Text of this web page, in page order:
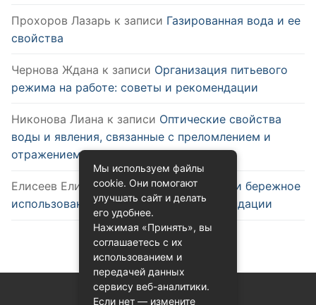
Прохоров Лазарь к записи Газированная вода и ее
свойства
Чернова Ждана к записи Организация питьевого
режима на работе: советы и рекомендации
Никонова Лиана к записи Оптические свойства
воды и явления, связанные с преломлением и
отражением
Елисеев Елизарк записиЭффективное и бережное
использование воды: советы и рекомендации
Мы используем файлы
cookie. Они помогают
улучшать сайт и делать
его удобнее.
Нажимая «Принять», вы
соглашаетесь с их
использованием и
передачей данных
сервису веб-аналитики.
Если нет — измените